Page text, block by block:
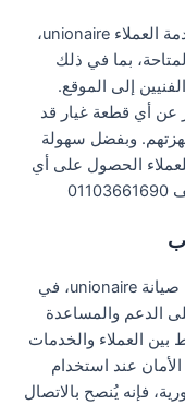
على سبيل المثال علاوة على ذلك، توفر خدمة العملاء unionaire،
بما في ذلك
إلى الموقع.
عن أي قطعة غيار قد
وبفضل سهولة
الحصول على أي
على سبيل المثال لذا، من المهم حفظ رقم صيانة unionaire، في
الدعم والمساعدة
بين العملاء والخدمات
عند استخدام
فإنه يُنصح بالاتصال